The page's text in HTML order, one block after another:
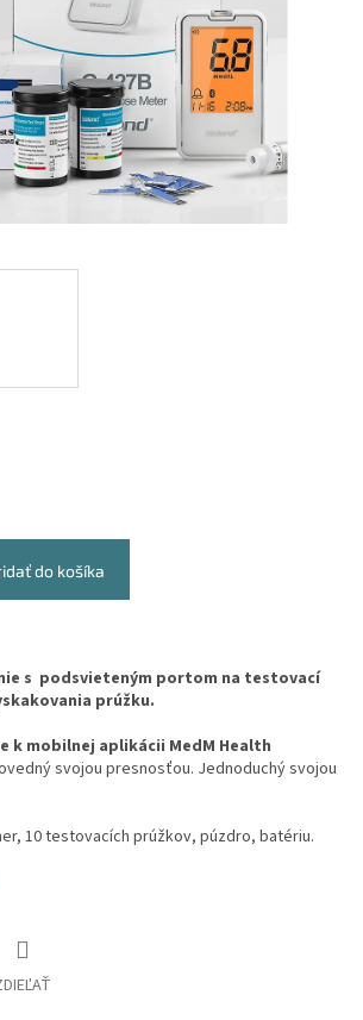
do košíka
s podsvieteným portom na testovací
prúžku.
mobilnej aplikácii MedM Health
svojou presnosťou. Jednoduchý svojou
10 testovacích prúžkov, púzdro, batériu.